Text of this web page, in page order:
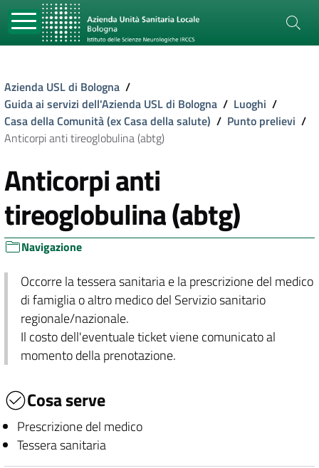
Azienda USL di Bologna /
Guida ai servizi dell'Azienda USL di Bologna / Luoghi /
Casa della Comunità (ex Casa della salute) / Punto prelievi /
Anticorpi anti tireoglobulina (abtg)
Anticorpi anti
tireoglobulina (abtg)
Navigazione
Occorre la tessera sanitaria e la prescrizione del medico
di famiglia o altro medico del Servizio sanitario
regionale/nazionale.
Il costo dell'eventuale ticket viene comunicato al
momento della prenotazione.
Cosa serve
Prescrizione del medico
Tessera sanitaria